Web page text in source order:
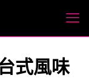
式風味